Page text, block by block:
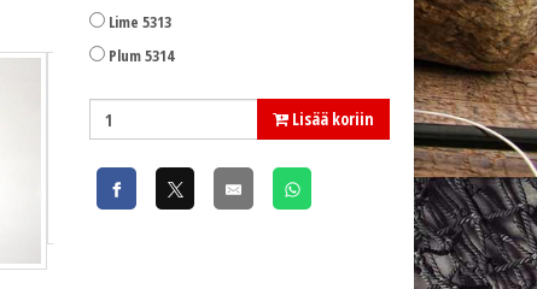
Lime 5313
Plum 5314
Lisää koriin